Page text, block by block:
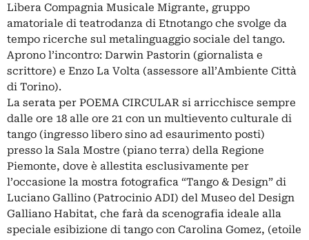
Libera Compagnia Musicale Migrante, gruppo
amatoriale di teatrodanza di Etnotango che svolge da
tempo ricerche sul metalinguaggio sociale del tango.
Aprono l’incontro: Darwin Pastorin (giornalista e
scrittore) e Enzo La Volta (assessore all’Ambiente Città
di Torino).
La serata per POEMA CIRCULAR si arricchisce sempre
dalle ore 18 alle ore 21 con un multievento culturale di
tango (ingresso libero sino ad esaurimento posti)
presso la Sala Mostre (piano terra) della Regione
Piemonte, dove è allestita esclusivamente per
l’occasione la mostra fotografica “Tango & Design” di
Luciano Gallino (Patrocinio ADI) del Museo del Design
Galliano Habitat, che farà da scenografia ideale alla
speciale esibizione di tango con Carolina Gomez, (etoile